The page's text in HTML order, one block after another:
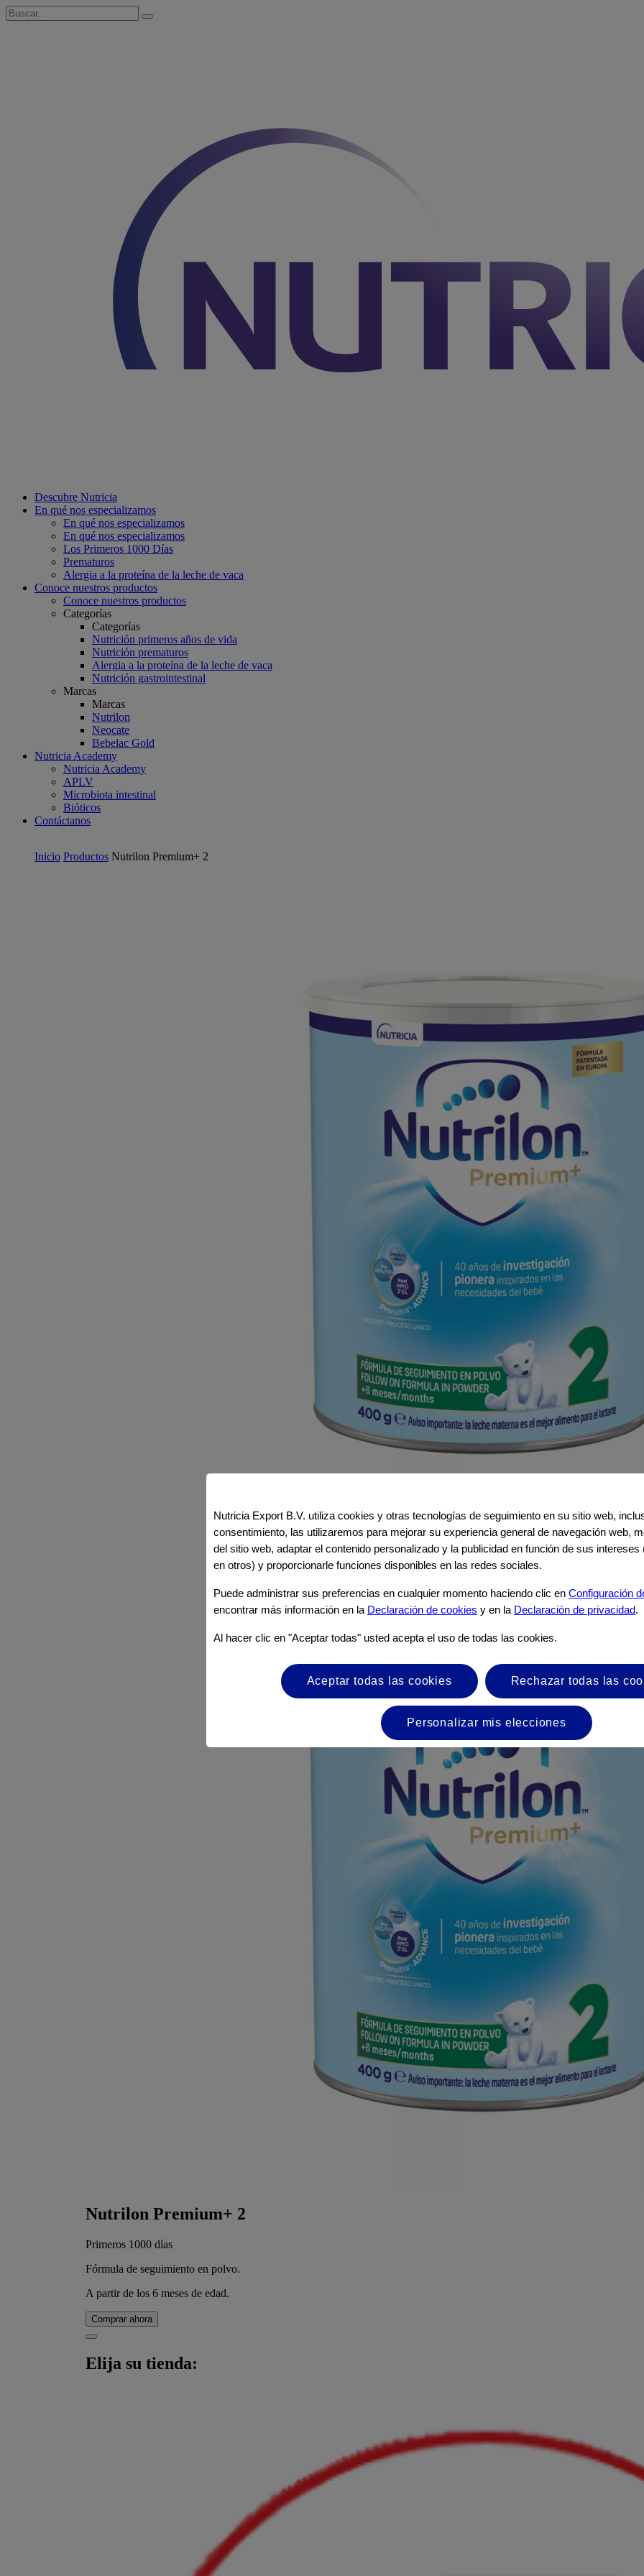
Descubre Nutricia
En qué nos especializamos
En qué nos especializamos
En qué nos especializamos
Los Primeros 1000 Días
Prematuros
Alergia a la proteína de la leche de vaca
Conoce nuestros productos
Conoce nuestros productos
Categorías
Categorías
Nutrición primeros años de vida
Nutrición prematuros
Alergia a la proteína de la leche de vaca
Nutrición gastrointestinal
Marcas
Marcas
Nutrilon
Neocate
Bebelac Gold
Nutricia Academy
Nutricia Academy
APLV
Microbiota intestinal
Bióticos
Contáctanos
Inicio Productos Nutrilon Premium+ 2
Nutrilon Premium+ 2
Primeros 1000 días
Fórmula de seguimiento en polvo.
A partir de los 6 meses de edad.
Comprar ahora
Elija su tienda:
Nutricia Export B.V. utiliza cookies y otras tecnologías de seguimiento en su sitio web,
consentimiento, las utilizaremos para mejorar su experiencia general de navegación web,
del sitio web, adaptar el contenido personalizado y la publicidad en función de sus
en otros) y proporcionarle funciones disponibles en las redes sociales.
Puede administrar sus preferencias en cualquier momento haciendo clic en Configuración
encontrar más información en la Declaración de cookies y en la Declaración de privacidad.
Al hacer clic en "Aceptar todas" usted acepta el uso de todas las cookies.
Aceptar todas las cookies Rechazar todas las
Personalizar mis elecciones